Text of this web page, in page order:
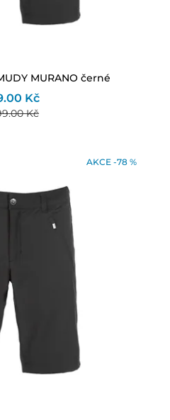
MURANO černé
Kč
Kč
AKCE -78 %